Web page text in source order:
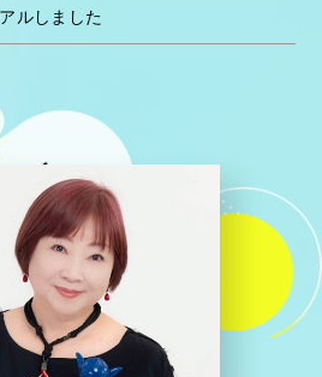
ルしました